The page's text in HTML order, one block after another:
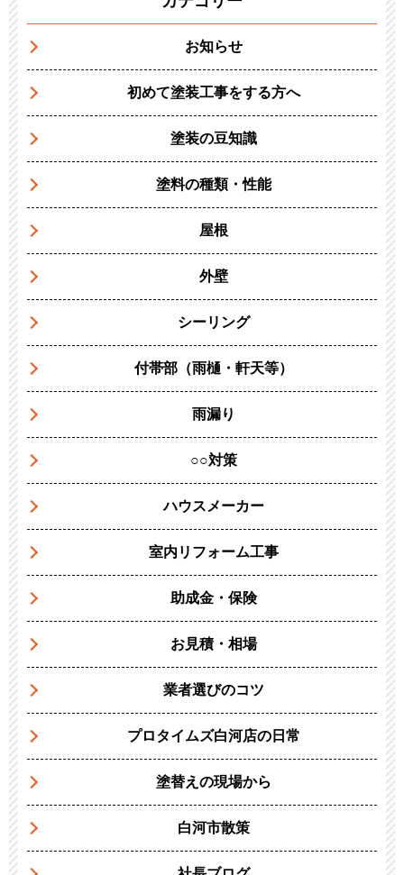
お知らせ
初めて塗装工事をする方へ
塗装の豆知識
塗料の種類・性能
屋根
外壁
シーリング
付帯部（雨樋・軒天等）
雨漏り
○○対策
ハウスメーカー
室内リフォーム工事
助成金・保険
お見積・相場
業者選びのコツ
プロタイムズ白河店の日常
塗替えの現場から
白河市散策